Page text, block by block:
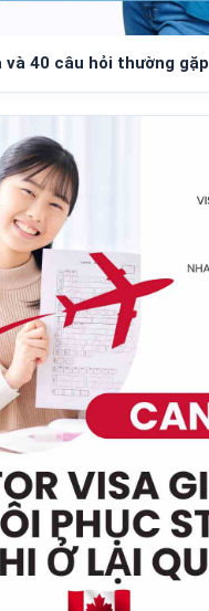
và 40 câu hỏi thường gặp